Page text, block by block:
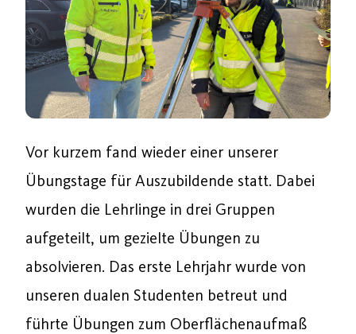
Vor kurzem fand wieder einer unserer
Übungstage für Auszubildende statt. Dabei
wurden die Lehrlinge in drei Gruppen
aufgeteilt, um gezielte Übungen zu
absolvieren. Das erste Lehrjahr wurde von
unseren dualen Studenten betreut und
führte Übungen zum Oberflächenaufmaß